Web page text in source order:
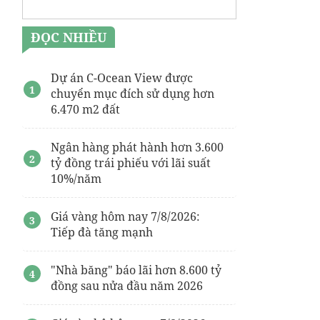
ĐỌC NHIỀU
Dự án C-Ocean View được
chuyển mục đích sử dụng hơn
6.470 m2 đất
Ngân hàng phát hành hơn 3.600
tỷ đồng trái phiếu với lãi suất
10%/năm
Giá vàng hôm nay 7/8/2026:
Tiếp đà tăng mạnh
"Nhà băng" báo lãi hơn 8.600 tỷ
đồng sau nửa đầu năm 2026